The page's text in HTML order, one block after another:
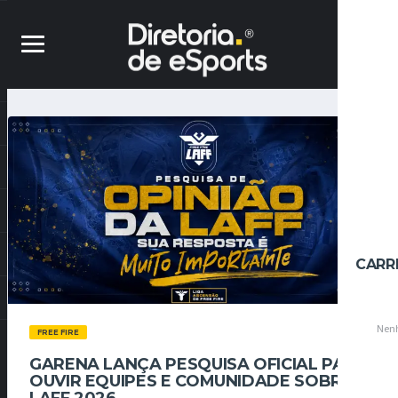
FREE FIRE
GARENA LANÇA PESQUISA OFICIAL PARA
OUVIR EQUIPES E COMUNIDADE SOBRE A